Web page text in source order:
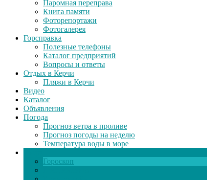
Паромная переправа
Книга памяти
Фоторепортажи
Фотогалерея
Горсправка
Полезные телефоны
Каталог предприятий
Вопросы и ответы
Отдых в Керчи
Пляжи в Керчи
Видео
Каталог
Объявления
Погода
Прогноз ветра в проливе
Прогноз погоды на неделю
Температура воды в море
Гороскоп